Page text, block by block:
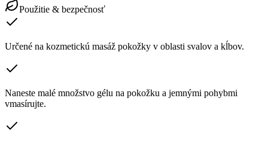
Použitie & bezpečnosť
Určené na kozmetickú masáž pokožky v oblasti svalov a kĺbov.
Naneste malé množstvo gélu na pokožku a jemnými pohybmi
vmasírujte.